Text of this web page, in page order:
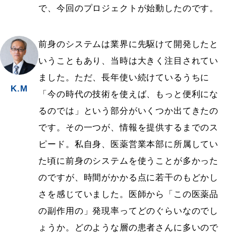
で、今回のプロジェクトが始動したのです。
K.M
前身のシステムは業界に先駆けて開発したと
いうこともあり、当時は大きく注目されてい
ました。ただ、長年使い続けているうちに
「今の時代の技術を使えば、もっと便利にな
るのでは」という部分がいくつか出てきたの
です。その一つが、情報を提供するまでのス
ピード。私自身、医薬営業本部に所属してい
た頃に前身のシステムを使うことが多かった
のですが、時間がかかる点に若干のもどかし
さを感じていました。医師から「この医薬品
の副作用の」発現率ってどのぐらいなのでし
ょうか。どのような層の患者さんに多いので